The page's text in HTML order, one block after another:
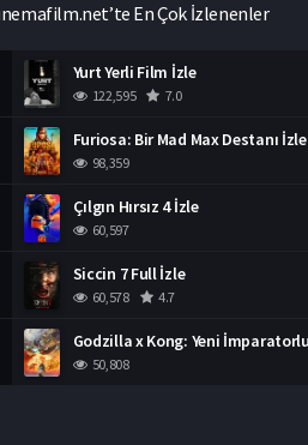
En Çok İzlenenler
Yurt Yerli Film İzle
122,595 7.0
Furiosa: Bir Mad Max Destanı İzle
98,359
Çılgın Hırsız 4 İzle
60,597
Siccin 7 Full İzle
60,578 4.7
50,808